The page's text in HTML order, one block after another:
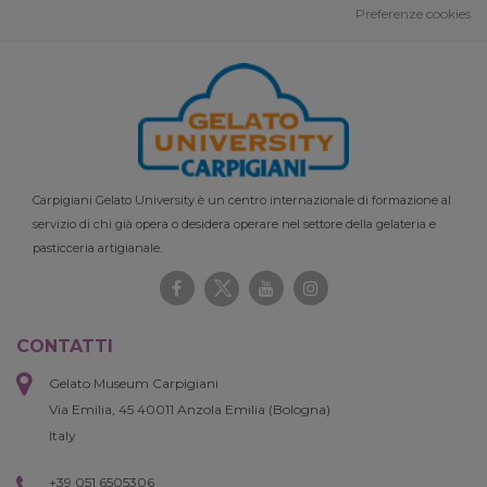
Preferenze cookies
Carpigiani Gelato University è un centro internazionale di formazione al
servizio di chi già opera o desidera operare nel settore della gelateria e
pasticceria artigianale.
CONTATTI
Gelato Museum Carpigiani
Via Emilia, 45 40011 Anzola Emilia (Bologna)
Italy
+39 051 6505306